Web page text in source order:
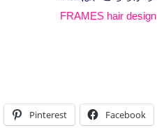
FRAMES hair design
Pinterest Facebook